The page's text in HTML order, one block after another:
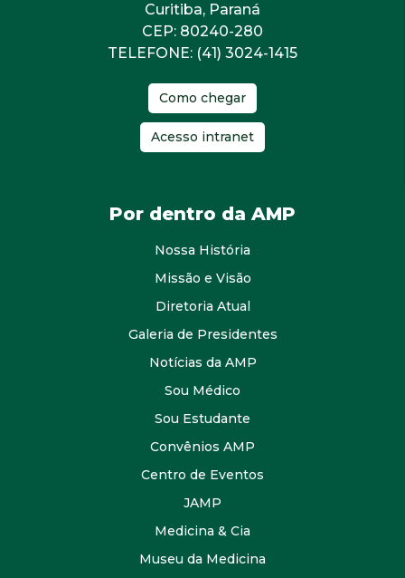
Curitiba, Paraná
CEP: 80240-280
TELEFONE: (41) 3024-1415
Como chegar
Acesso intranet
Por dentro da AMP
Nossa História
Missão e Visão
Diretoria Atual
Galeria de Presidentes
Notícias da AMP
Sou Médico
Sou Estudante
Convênios AMP
Centro de Eventos
JAMP
Medicina & Cia
Museu da Medicina